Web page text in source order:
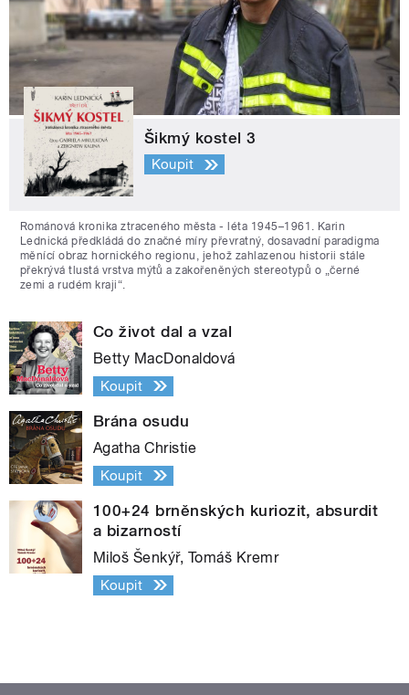
Šikmý kostel 3
Koupit
Románová kronika ztraceného města - léta 1945–1961. Karin
Lednická předkládá do značné míry převratný, dosavadní paradigma
měnící obraz hornického regionu, jehož zahlazenou historii stále
překrývá tlustá vrstva mýtů a zakořeněných stereotypů o „černé
zemi a rudém kraji“.
Co život dal a vzal
Betty MacDonaldová
Koupit
Brána osudu
Agatha Christie
Koupit
100+24 brněnských kuriozit, absurdit
a bizarností
Miloš Šenkýř, Tomáš Kremr
Koupit